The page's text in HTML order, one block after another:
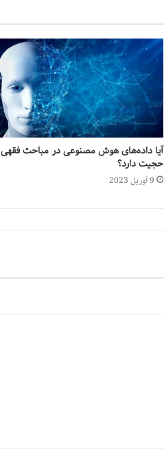
آیا داده‌های هوش مصنوعی در مباحث فقهی
حجیت دارد؟
9 آوریل 2023